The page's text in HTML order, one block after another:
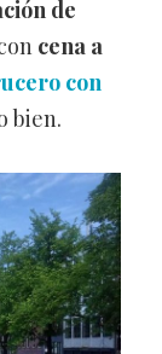
de
cena a
con
bien.